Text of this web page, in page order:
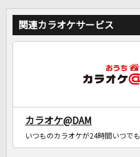
関連カラオケサービス
カラオケ@DAM
いつものカラオケが24時間いつで